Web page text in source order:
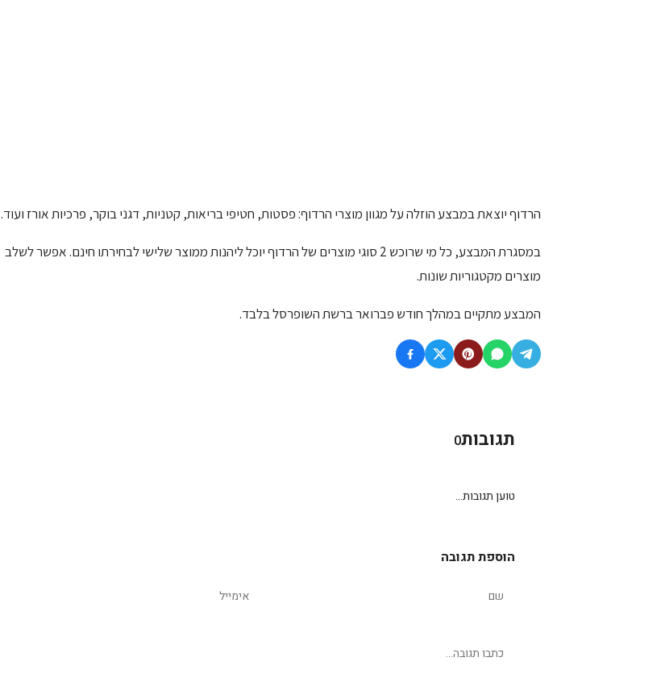
הרדוף יוצאת במבצע הוזלה על מגוון מוצרי הרדוף: פסטות, חטיפי בריאות, קטניות, דגני בוקר, פרכיות אורז ועוד.
במסגרת המבצע, כל מי שרוכש 2 סוגי מוצרים של הרדוף יוכל ליהנות ממוצר שלישי לבחירתו חינם. אפשר לשלב
מוצרים מקטגוריות שונות.
המבצע מתקיים במהלך חודש פברואר ברשת השופרסל בלבד.
תגובות0
טוען תגובות...
הוספת תגובה